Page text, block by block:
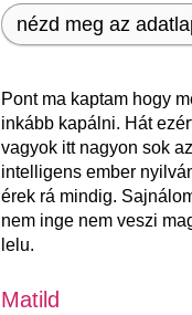
nézd meg az
Pont ma kaptam hogy
inkább kapálni. Hát
vagyok itt nagyon sok
intelligens ember
érek rá mindig.
nem inge nem veszi
lelu.
Matild